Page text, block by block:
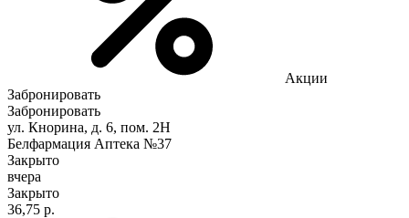
Акции
Забронировать
Забронировать
ул. Кнорина, д. 6, пом. 2Н
Белфармация Аптека №37
Закрыто
вчера
Закрыто
36,75 р.